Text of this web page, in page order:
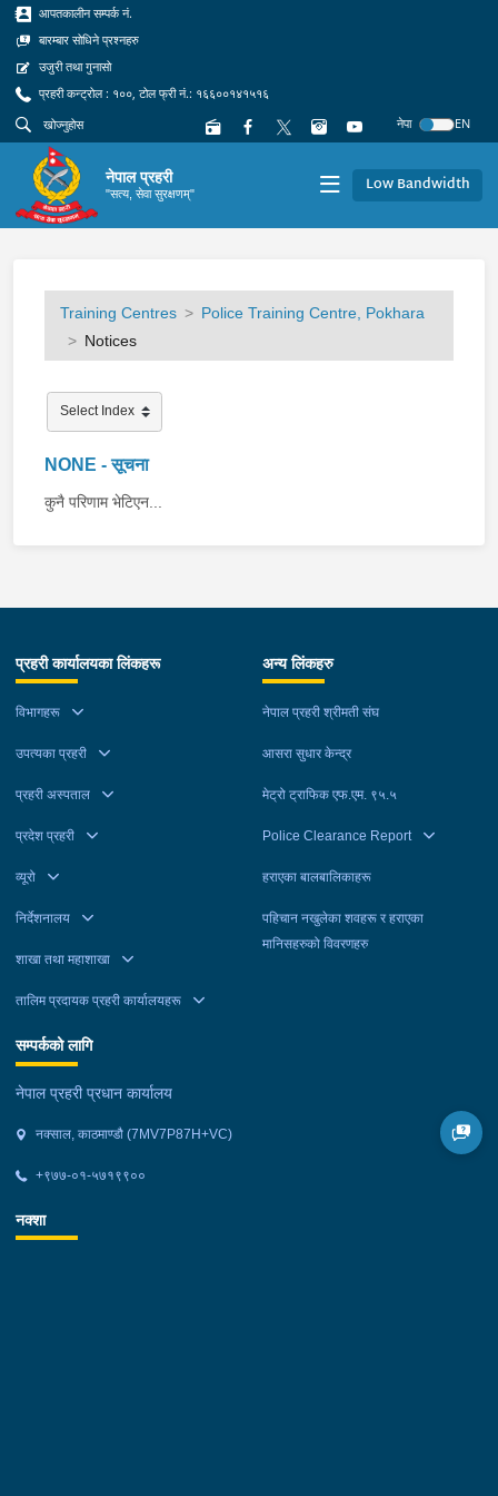
आपतकालीन सम्पर्क नं.
बारम्बार सोधिने प्रश्नहरु
उजुरी तथा गुनासो
प्रहरी कन्ट्रोल : १००, टोल फ्री नं.: १६६००१४१५१६
नेपा
EN
नेपाल प्रहरी
"सत्य, सेवा सुरक्षणम्" Low Bandwidth
Training Centres
Police Training Centre, Pokhara
Notices
NONE - सूचना
कुनै परिणाम भेटिएन...
प्रहरी कार्यालयका लिंकहरू
विभागहरू
उपत्यका प्रहरी
प्रहरी अस्पताल
प्रदेश प्रहरी
व्यूरो
निर्देशनालय
शाखा तथा महाशाखा
तालिम प्रदायक प्रहरी कार्यालयहरू
अन्य लिंकहरु
नेपाल प्रहरी श्रीमती संघ
आसरा सुधार केन्द्र
मेट्रो ट्राफिक एफ.एम. ९५.५
Police Clearance Report
हराएका बालबालिकाहरू
पहिचान नखुलेका शवहरू र हराएका
मानिसहरुको विवरणहरु
सम्पर्कको लागि
नेपाल प्रहरी प्रधान कार्यालय
नक्साल, काठमाण्डौ (7MV7P87H+VC)
+९७७-०१-५७१९९००
नक्शा